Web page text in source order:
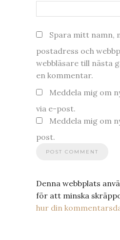
Spara mitt namn,
postadress och
webbläsare till nästa
en kommentar.
Meddela mig om
via e-post.
Meddela mig om
post.
Denna webbplats
för att minska
hur din